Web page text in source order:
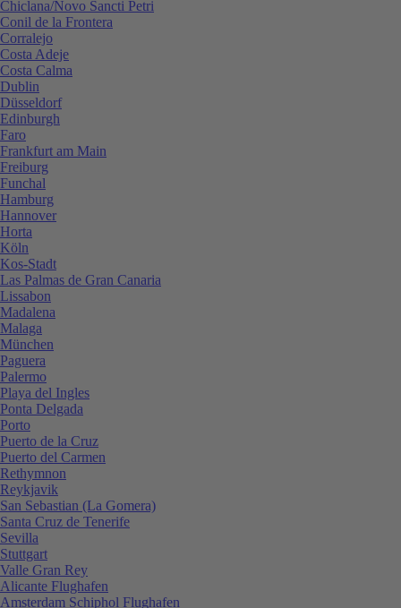
Chiclana/Novo Sancti Petri
Conil de la Frontera
Corralejo
Costa Adeje
Costa Calma
Dublin
Düsseldorf
Edinburgh
Faro
Frankfurt am Main
Freiburg
Funchal
Hamburg
Hannover
Horta
Köln
Kos-Stadt
Las Palmas de Gran Canaria
Lissabon
Madalena
Malaga
München
Paguera
Palermo
Playa del Ingles
Ponta Delgada
Porto
Puerto de la Cruz
Puerto del Carmen
Rethymnon
Reykjavik
San Sebastian (La Gomera)
Santa Cruz de Tenerife
Sevilla
Stuttgart
Valle Gran Rey
Alicante Flughafen
Amsterdam Schiphol Flughafen